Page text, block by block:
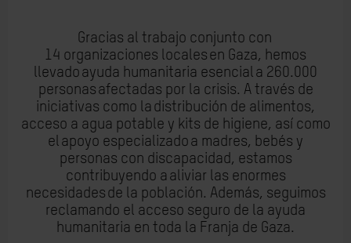
Gracias al trabajo conjunto con
14 organizaciones locales en Gaza, hemos
llevado ayuda humanitaria esencial a 260.000
personas afectadas por la crisis. A través de
iniciativas como la distribución de alimentos,
acceso a agua potable y kits de higiene, así como
el apoyo especializado a madres, bebés y
personas con discapacidad, estamos
contribuyendo a aliviar las enormes
necesidades de la población. Además, seguimos
reclamando el acceso seguro de la ayuda
humanitaria en toda la Franja de Gaza.